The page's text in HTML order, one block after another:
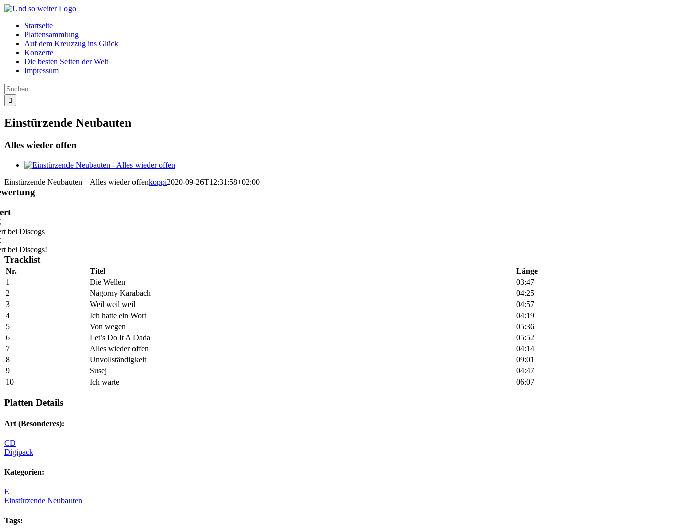
Zum
springenStartseite
Plattensammlung
Auf dem Kreuzzug ins Glück
Konzerte
Die besten Seiten der Welt
Impressum
Suche
nach:
Einstürzende Neubauten
Alles wieder offen
View
Image
Einstürzende Neubauten – Alles wieder offenkoppi2020-09-26T12:31:58+02:00
bei Discogs
bei Discogs!
Tracklist
Nr. Titel
Länge
1
Die Wellen
03:47
2
Nagorny Karabach
04:25
3
Weil weil weil
04:57
4
Ich hatte ein Wort
04:19
5
Von wegen
05:36
6
Let’s Do It A Dada
05:52
7
Alles wieder offen
04:14
8
Unvollständigkeit
09:01
9
Susej
04:47
10
Ich warte 06:07
Platten Details
Art (Besonderes):
CD
Digipack
Kategorien:
E
Einstürzende Neubauten
Tags: